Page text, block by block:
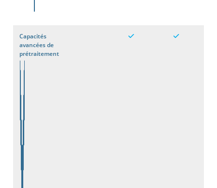
Capacités
avancées de
prétraitement